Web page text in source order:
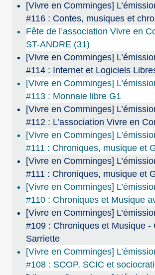
[Vivre en Comminges]
#116 : Contes, musiques et
Fête de l’association Vivre en
ST-ANDRE (31)
[Vivre en Comminges]
#114 : Internet et Logiciels
[Vivre en Comminges]
#113 : Monnaie libre G1
[Vivre en Comminges]
#112 : L’association Vivre en
[Vivre en Comminges]
#111 : Chroniques, musique et
[Vivre en Comminges]
#111 : Chroniques, musique et
[Vivre en Comminges]
#110 : Chroniques et Musique
[Vivre en Comminges]
#109 : Chroniques et Musique -
Sarriette
[Vivre en Comminges]
#108 : SCOP, SCIC et